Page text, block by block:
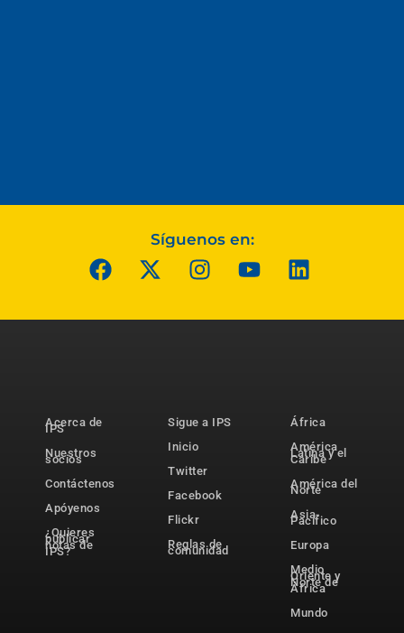
Síguenos en:
Acerca de
IPS
Nuestros
socios
Contáctenos
Apóyenos
¿Quieres
publicar
notas de
IPS?
Sigue a IPS
Inicio
Twitter
Facebook
Flickr
Reglas de
comunidad
África
América
Latina y el
Caribe
América del
Norte
Asia-
Pacífico
Europa
Medio
Oriente y
Norte de
África
Mundo